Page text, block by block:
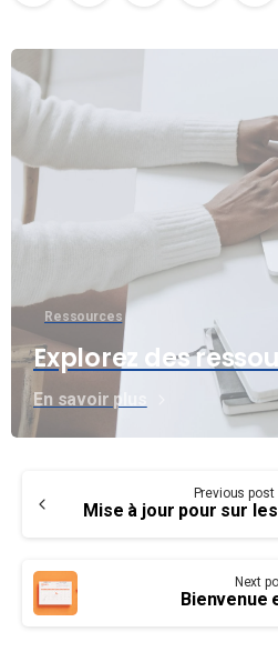
Ressources
Explorez des
En savoir plus
Reading
Previous post
Next
Bienvenue